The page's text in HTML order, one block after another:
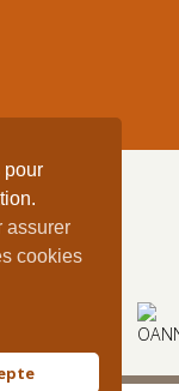
pour
assurer
cookies